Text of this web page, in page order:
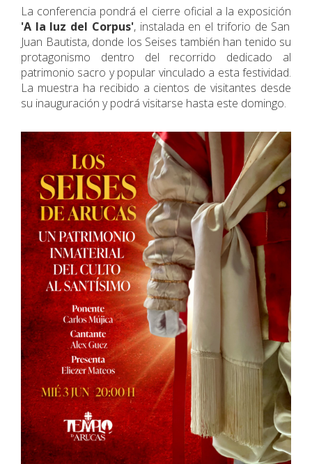
La conferencia pondrá el cierre oficial a la exposición
'A la luz del Corpus', instalada en el triforio de San
Juan Bautista, donde los Seises también han tenido su
protagonismo dentro del recorrido dedicado al
patrimonio sacro y popular vinculado a esta festividad.
La muestra ha recibido a cientos de visitantes desde
su inauguración y podrá visitarse hasta este domingo.